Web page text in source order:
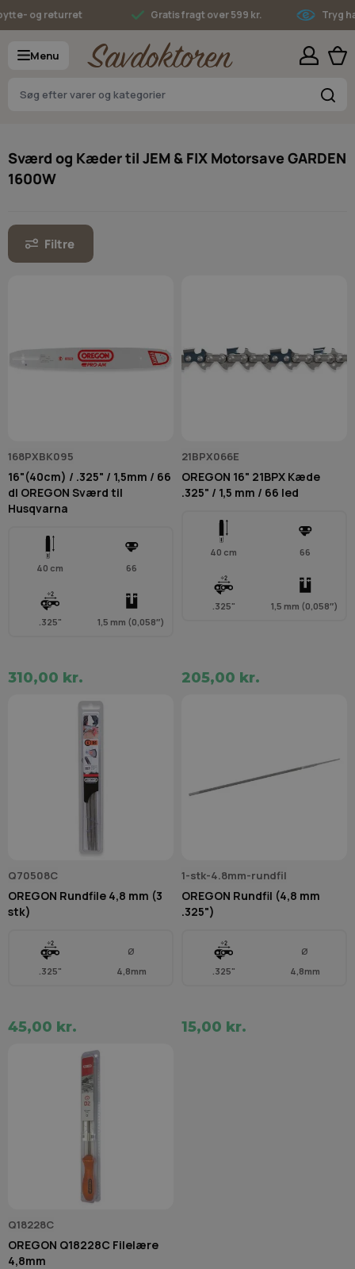
Skip to Content
og returret Gratis fragt over 599 kr. Tryg
Menu
Sværd og Kæder til JEM & FIX Motorsave GARDEN
1600W
Filtre
168PXBK095
16"(40cm) / .325" / 1,5mm / 66
dl OREGON Sværd til
Husqvarna
40 cm 66
.325" 1,5 mm (0,058″)
310,00 kr.
21BPX066E
OREGON 16" 21BPX Kæde
.325" / 1,5 mm / 66 led
40 cm 66
.325" 1,5 mm (0,058″)
205,00 kr.
Q70508C
OREGON Rundfile 4,8 mm (3
stk)
.325"
Ø
4,8mm
45,00 kr.
1-stk-4.8mm-rundfil
OREGON Rundfil (4,8 mm
.325")
.325"
Ø
4,8mm
15,00 kr.
Q18228C
OREGON Q18228C Filelære
4,8mm